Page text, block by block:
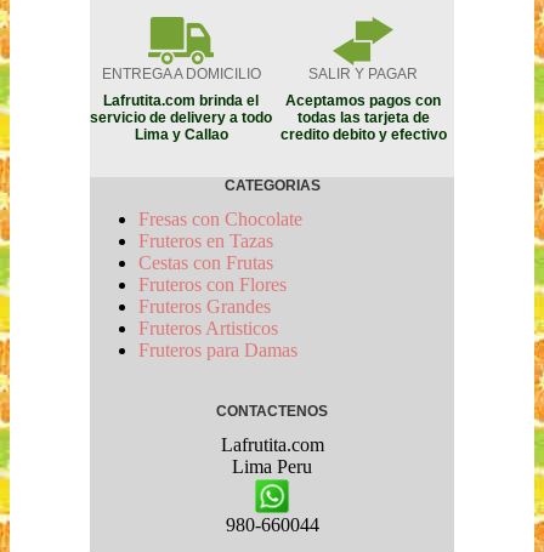
ENTREGA A DOMICILIO
SALIR Y PAGAR
Lafrutita.com brinda el
servicio de delivery a todo
Lima y Callao
Aceptamos pagos con
todas las tarjeta de
credito debito y efectivo
CATEGORIAS
Fresas con Chocolate
Fruteros en Tazas
Cestas con Frutas
Fruteros con Flores
Fruteros Grandes
Fruteros Artisticos
Fruteros para Damas
CONTACTENOS
Lafrutita.com
Lima Peru
980-660044